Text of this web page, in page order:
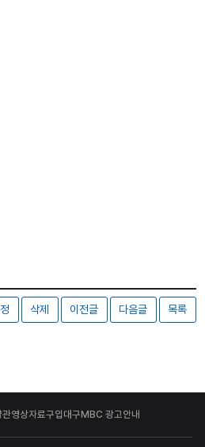
삭제 이전글 다음글 목록
관영상자료구입 대구MBC 광고안내